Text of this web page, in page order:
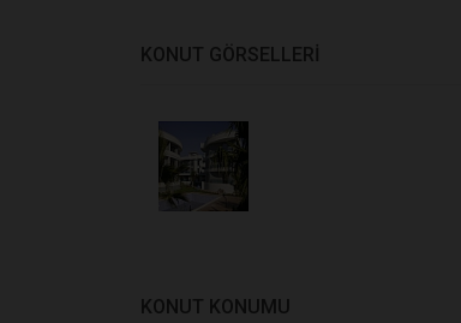
KONUT GÖRSELLERI
KONUT KONUMU